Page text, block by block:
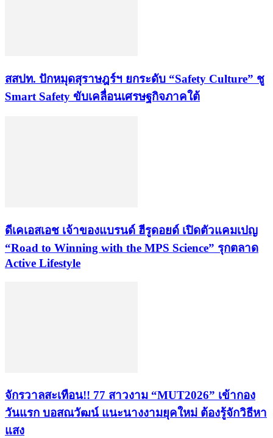
สสปท. ปักหมุดสุราษฎร์ฯ ยกระดับ “Safety Culture” ชู
Smart Safety ขับเคลื่อนเศรษฐกิจภาคใต้
ดีเคเอสเอช เจ้าของแบรนด์ ฮีรูดอยด์ เปิดตัวแคมเปญ
“Road to Winning with the MPS Science” รุกตลาด
Active Lifestyle
จักรวาลสะเทือน!! 77 สาวงาม “MUT2026” เข้ากอง
วันแรก บอสณวัฒน์ แนะนางงามยุคใหม่ ต้องรู้จักวิธีหา
แสง